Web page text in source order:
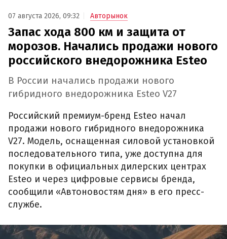
07 августа 2026, 09:32 Авторынок
Запас хода 800 км и защита от
морозов. Начались продажи нового
российского внедорожника Esteo
В России начались продажи нового
гибридного внедорожника Esteo V27
Российский премиум-бренд Esteo начал
продажи нового гибридного внедорожника
V27. Модель, оснащенная силовой установкой
последовательного типа, уже доступна для
покупки в официальных дилерских центрах
Esteo и через цифровые сервисы бренда,
сообщили «Автоновостям дня» в его пресс-
службе.